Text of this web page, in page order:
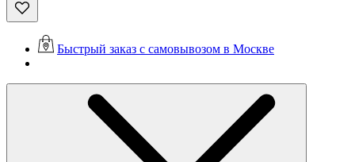
Быстрый заказ с самовывозом в Москве